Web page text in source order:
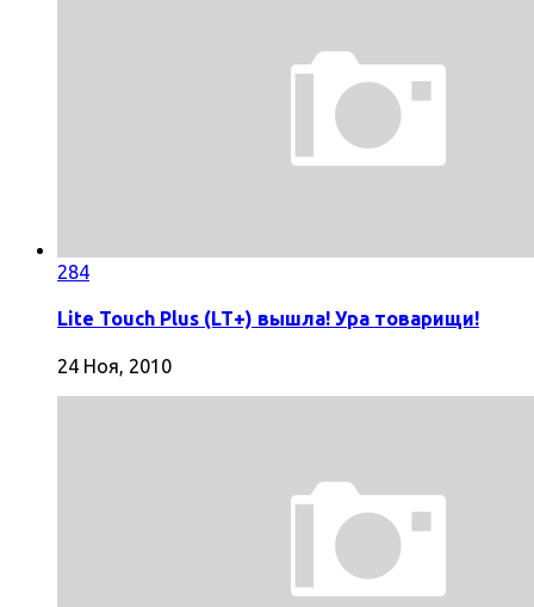
284
Lite Touch Plus (LT+) вышла! Ура товарищи!
24 Ноя, 2010